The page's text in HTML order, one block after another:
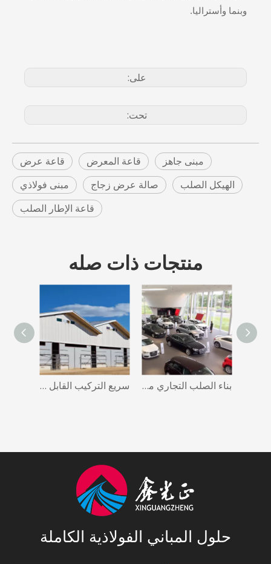
وبنما وأستراليا.
على:
تحت:
قاعة عرض قاعة المعرض
مبنى جاهز
مبنى فولاذي
صالة عرض زجاج
الهيكل الصلب
قاعة الإطار الصلب
منتجات ذات صله
سريع التركيب القابل للإزالة الجاهزة التخزين مستودع مبنى المكاتب التجارية بناء الصلب التجاري معرض الزجاج الهيكل الصلب
حلول المباني الفولاذية الكاملة